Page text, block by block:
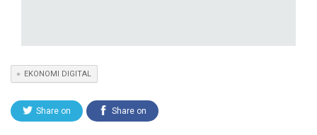
EKONOMI DIGITAL
Share on Share on